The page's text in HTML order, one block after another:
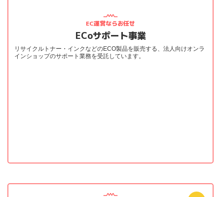
EC運営ならお任せ
ECoサポート事業
リサイクルトナー・インクなどのECO製品を販売する、法人向けオンラ
インショップのサポート業務を受託しています。